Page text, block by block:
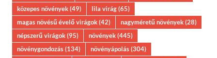
közepes növények(49) lila virág(65)
magas növésű évelő virágok(42) nagyméretű növények(28)
népszerű virágok(95) növények(445)
növénygondozás(134) növényápolás(304)